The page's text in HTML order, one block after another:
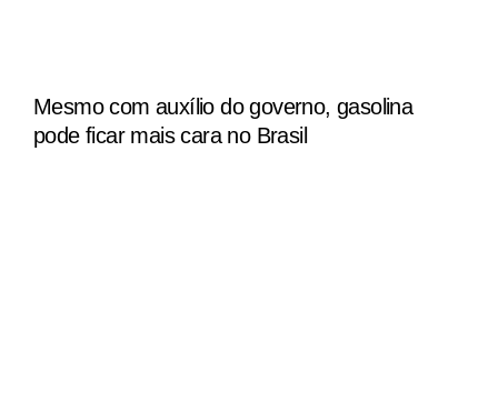
Mesmo com auxílio do governo, gasolina
pode ficar mais cara no Brasil